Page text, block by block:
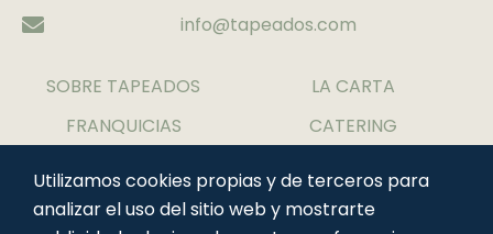
info@tapeados.com
SOBRE TAPEADOS
LA CARTA
FRANQUICIAS
CATERING
NOSOTROS
Utilizamos cookies propias y de terceros para
analizar el uso del sitio web y mostrarte